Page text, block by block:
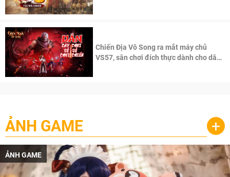
Chiến Địa Vô Song ra mắt máy chủ
VS57, sân chơi đích thực dành cho dân
ẢNH GAME +
ẢNH GAME